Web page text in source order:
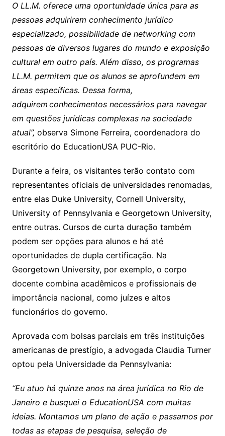
O LL.M. oferece uma oportunidade única para as
pessoas adquirirem conhecimento jurídico
especializado, possibilidade de networking com
pessoas de diversos lugares do mundo e exposição
cultural em outro país. Além disso, os programas
LL.M. permitem que os alunos se aprofundem em
áreas específicas. Dessa forma,
adquirem conhecimentos necessários para navegar
em questões jurídicas complexas na sociedade
atual”, observa Simone Ferreira, coordenadora do
escritório do EducationUSA PUC-Rio.
Durante a feira, os visitantes terão contato com
representantes oficiais de universidades renomadas,
entre elas Duke University, Cornell University,
University of Pennsylvania e Georgetown University,
entre outras. Cursos de curta duração também
podem ser opções para alunos e há até
oportunidades de dupla certificação. Na
Georgetown University, por exemplo, o corpo
docente combina acadêmicos e profissionais de
importância nacional, como juízes e altos
funcionários do governo.
Aprovada com bolsas parciais em três instituições
americanas de prestígio, a advogada Claudia Turner
optou pela Universidade da Pennsylvania:
“Eu atuo há quinze anos na área jurídica no Rio de
Janeiro e busquei o EducationUSA com muitas
ideias. Montamos um plano de ação e passamos por
todas as etapas de pesquisa, seleção de